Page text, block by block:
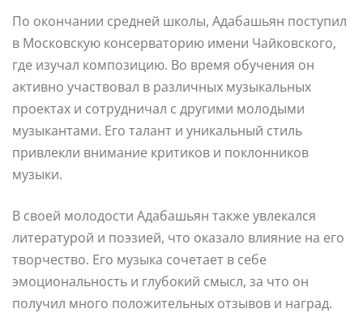
По окончании средней школы, Адабашьян поступил
в Московскую консерваторию имени Чайковского,
где изучал композицию. Во время обучения он
активно участвовал в различных музыкальных
проектах и сотрудничал с другими молодыми
музыкантами. Его талант и уникальный стиль
привлекли внимание критиков и поклонников
музыки.
В своей молодости Адабашьян также увлекался
литературой и поэзией, что оказало влияние на его
творчество. Его музыка сочетает в себе
эмоциональность и глубокий смысл, за что он
получил много положительных отзывов и наград.